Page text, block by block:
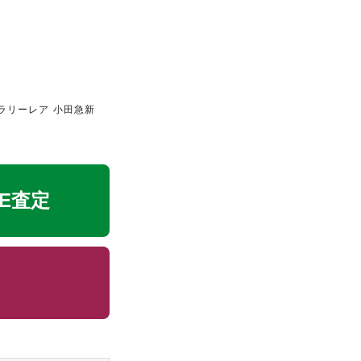
リーレア 小田急新
査定